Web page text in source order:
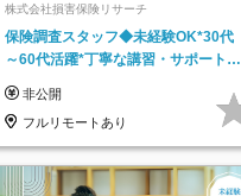
株式会社損害保険リサーチ
保険調査スタッフ◆未経験OK*30代
～60代活躍*丁寧な講習・サポートあ
託
非公開
フルリモートあり